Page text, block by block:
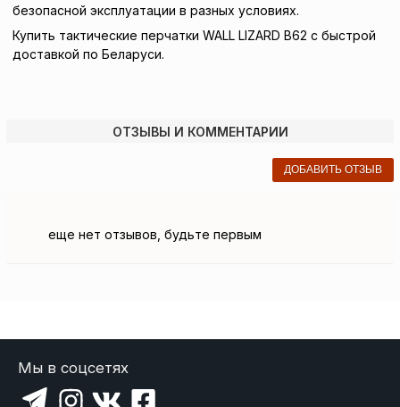
безопасной эксплуатации в разных условиях.
Купить тактические перчатки WALL LIZARD B62 с быстрой
доставкой по Беларуси.
ОТЗЫВЫ И КОММЕНТАРИИ
ДОБАВИТЬ ОТЗЫВ
еще нет отзывов, будьте первым
Мы в соцсетях